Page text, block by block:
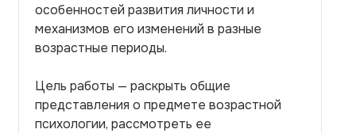
особенностей развития личности и
механизмов его изменений в разные
возрастные периоды.
Цель работы — раскрыть общие
представления о предмете возрастной
психологии, рассмотреть ее